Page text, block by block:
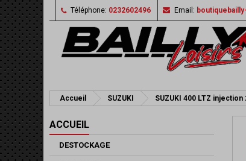
Téléphone: 0232602496 Email:
Accueil SUZUKI SUZUKI 400 LTZ injection
ACCUEIL
DESTOCKAGE